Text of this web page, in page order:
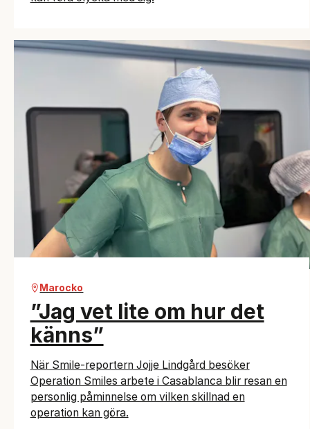
Marocko
”Jag vet lite om hur det
känns”
När Smile-reportern Jojje Lindgård besöker
Operation Smiles arbete i Casablanca blir resan en
personlig påminnelse om vilken skillnad en
operation kan göra.